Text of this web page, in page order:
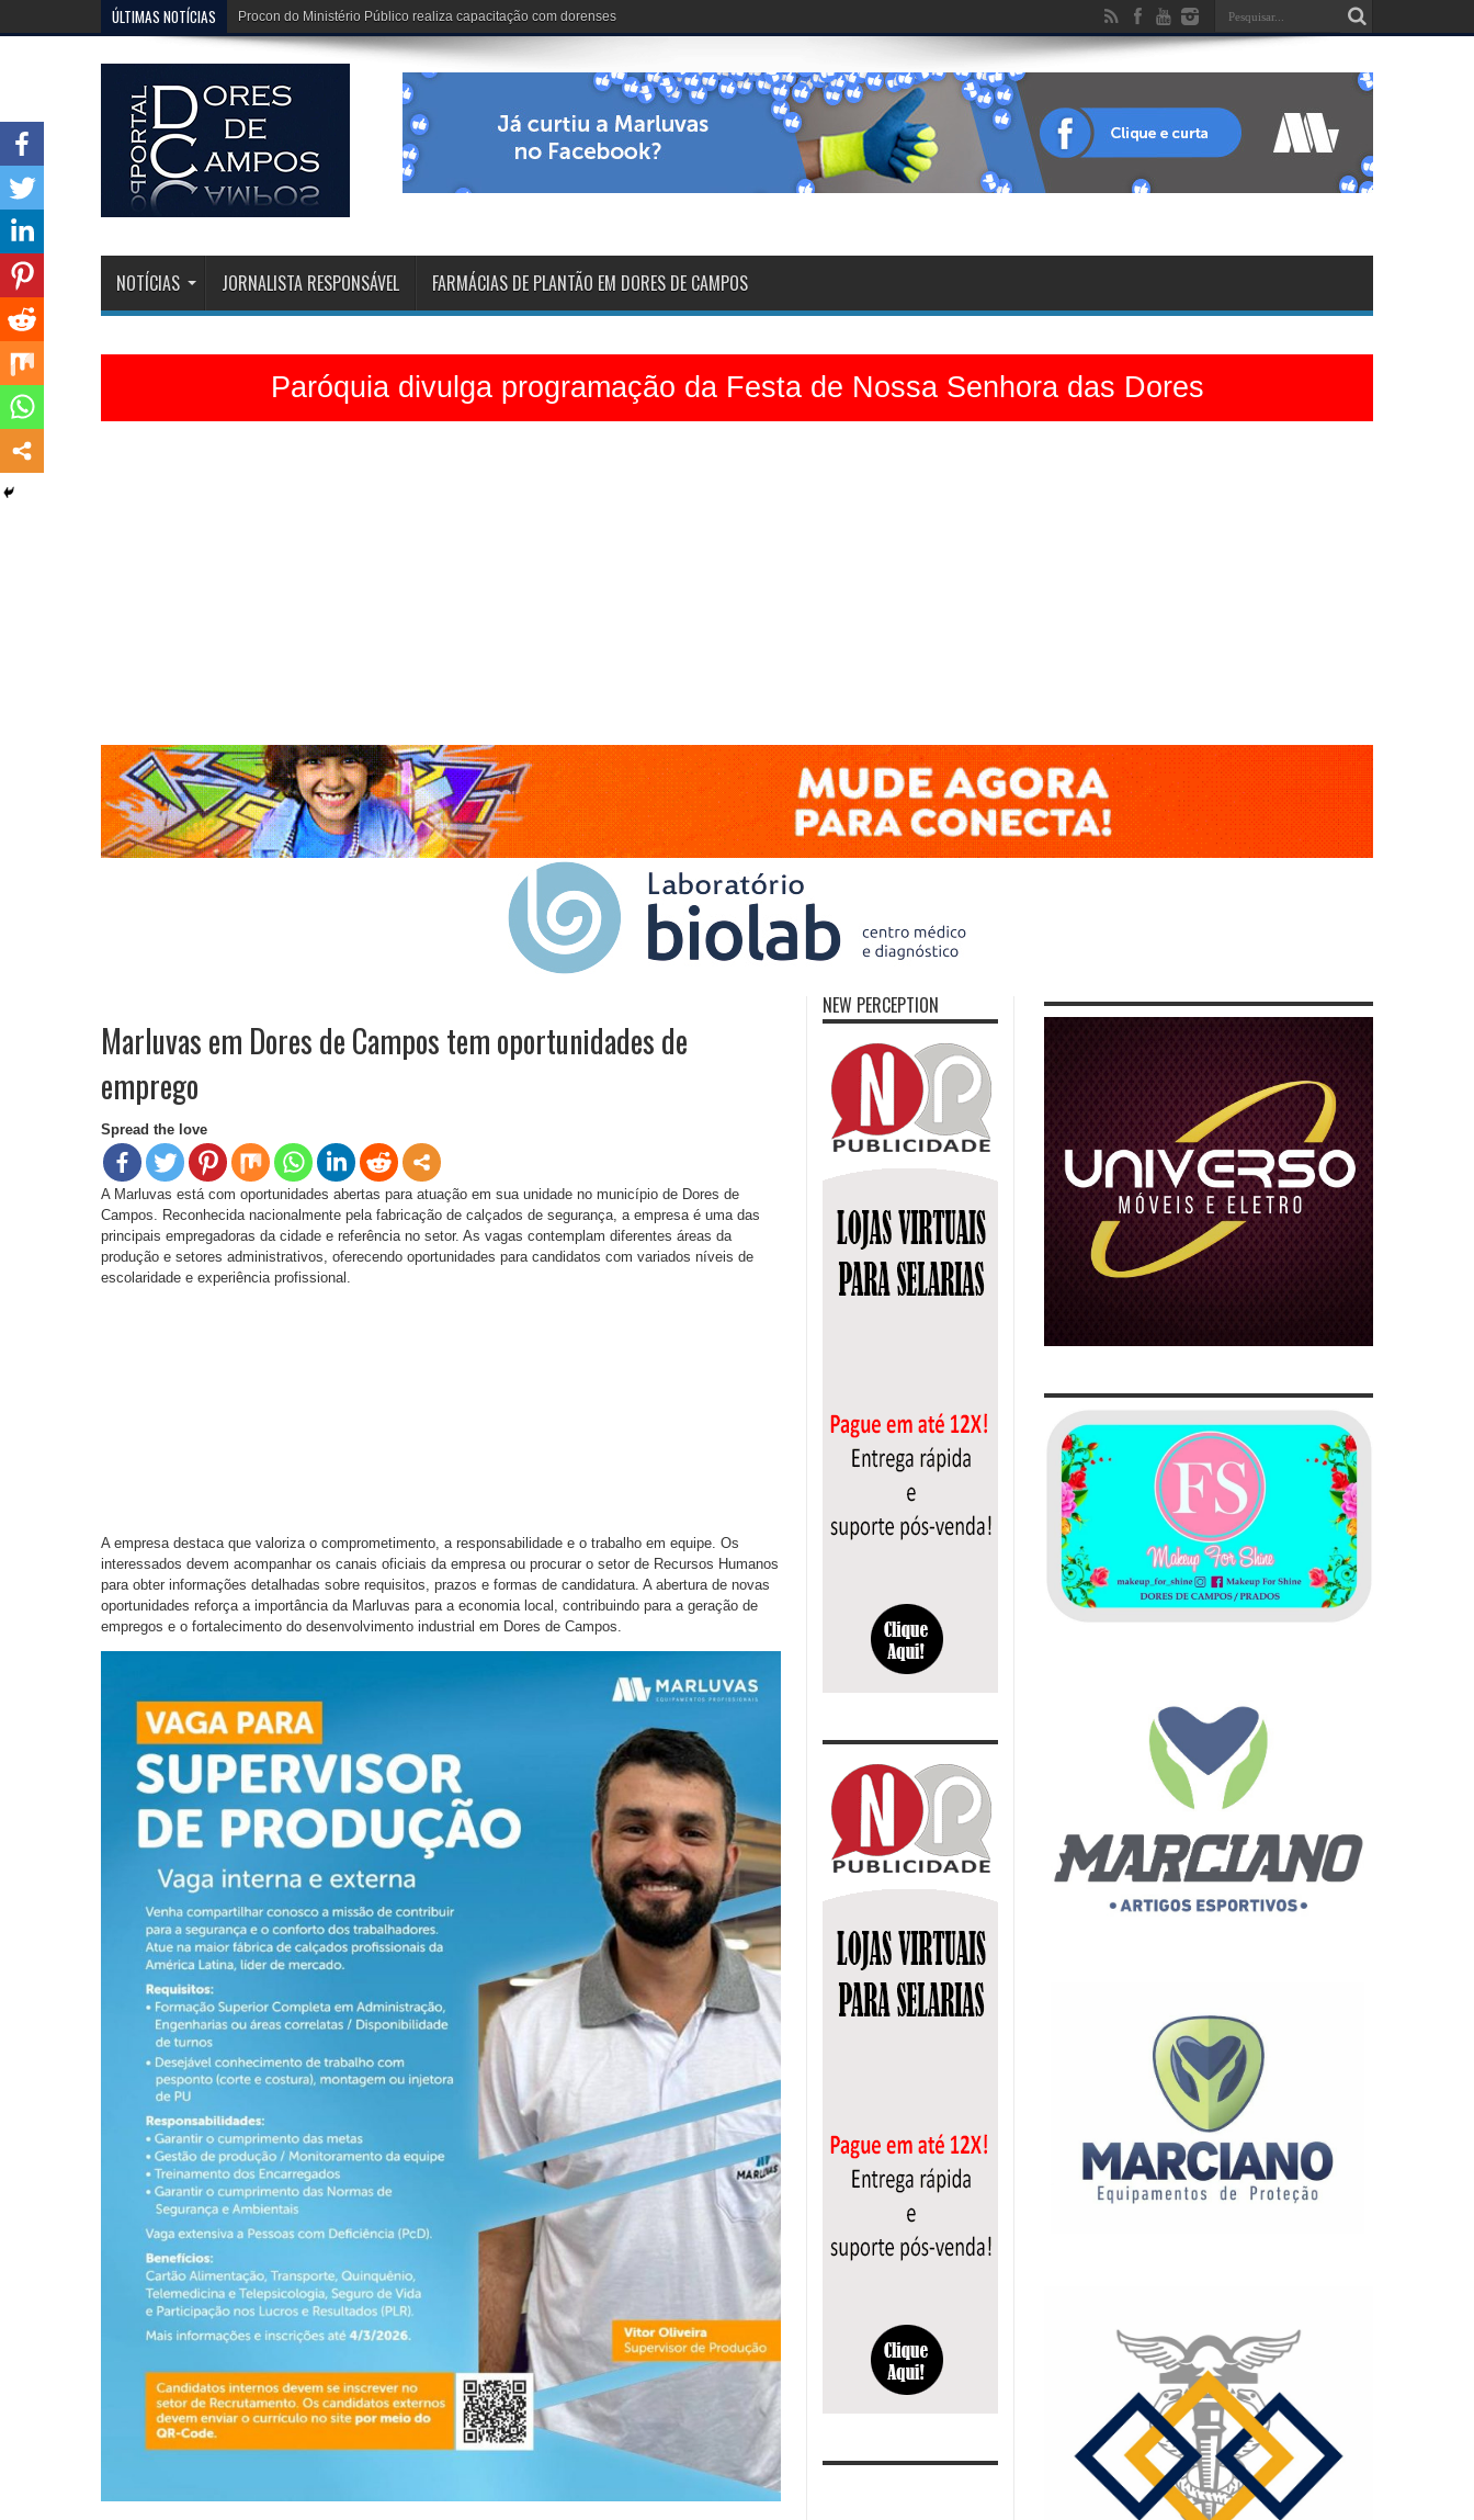
ÚLTIMAS NOTÍCIAS Dona Dirinha celebra uma marca extraordinária: 102 anos de vida
NOTÍCIAS JORNALISTA RESPONSÁVEL FARMÁCIAS DE PLANTÃO EM DORES DE CAMPOS
Paróquia divulga programação da Festa de Nossa Senhora das Dores
Marluvas em Dores de Campos tem oportunidades de
emprego
Spread the love
A Marluvas está com oportunidades abertas para atuação em sua unidade no município de Dores de
Campos. Reconhecida nacionalmente pela fabricação de calçados de segurança, a empresa é uma das
principais empregadoras da cidade e referência no setor. As vagas contemplam diferentes áreas da
produção e setores administrativos, oferecendo oportunidades para candidatos com variados níveis de
escolaridade e experiência profissional.
A empresa destaca que valoriza o comprometimento, a responsabilidade e o trabalho em equipe. Os
interessados devem acompanhar os canais oficiais da empresa ou procurar o setor de Recursos Humanos
para obter informações detalhadas sobre requisitos, prazos e formas de candidatura. A abertura de novas
oportunidades reforça a importância da Marluvas para a economia local, contribuindo para a geração de
empregos e o fortalecimento do desenvolvimento industrial em Dores de Campos.
NEW PERCEPTION